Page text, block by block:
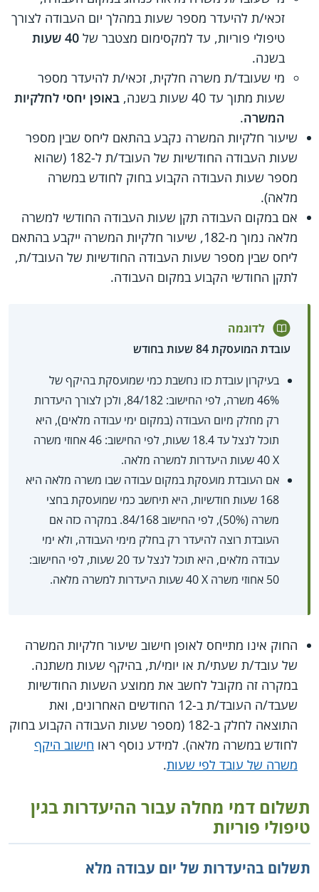
זכאי/ת להיעדר מספר שעות במהלך יום העבודה לצורך
טיפולי פוריות, עד למקסימום מצטבר של 40 שעות
בשנה.
מי שעובד/ת משרה חלקית, זכאי/ת להיעדר מספר
שעות מתוך עד 40 שעות בשנה,
באופן יחסי לחלקיות
המשרה.
שיעור חלקיות המשרה נקבע בהתאם ליחס שבין מספר
שעות העבודה החודשיות של העובד/ת ל-182 (שהוא
מספר שעות העבודה הקבוע בחוק לחודש במשרה
מלאה).
אם במקום העבודה תקן שעות העבודה החודשי למשרה
מלאה נמוך מ-182, שיעור חלקיות המשרה ייקבע בהתאם
ליחס שבין מספר שעות העבודה החודשיות של העובד/ת,
לתקן החודשי הקבוע במקום העבודה.
לדוגמה
עובדת המועסקת 84 שעות בחודש
בעיקרון עובדת כזו נחשבת כמי שמועסקת בהיקף של
46% משרה, לפי החישוב: 84/182, ולכן לצורך היעדרות
רק מחלק מיום העבודה (במקום ימי עבודה מלאים), היא
תוכל לנצל עד 18.4 שעות, לפי החישוב: 46 אחוזי משרה
X‏ 40 שעות היעדרות למשרה מלאה.
אם העובדת מועסקת במקום עבודה שבו משרה מלאה היא
168 שעות חודשיות, היא תיחשב כמי שמועסקת בחצי
משרה (50%), לפי החישוב 84/168. במקרה כזה אם
העובדת רוצה להיעדר רק בחלק מימי העבודה, ולא ימי
עבודה מלאים, היא תוכל לנצל עד 20 שעות, לפי החישוב:
50 אחוזי משרה X‏ 40 שעות היעדרות למשרה מלאה.
החוק אינו מתייחס לאופן חישוב שיעור חלקיות המשרה
של עובד/ת שעתי/ת או יומי/ת, בהיקף שעות משתנה.
במקרה זה מקובל לחשב את ממוצע השעות החודשיות
שעבד/ה העובד/ת ב-12 החודשים האחרונים, ואת
התוצאה לחלק ב-182 (מספר שעות העבודה הקבוע בחוק
לחודש במשרה מלאה). למידע נוסף ראו חישוב היקף
משרה של עובד לפי שעות.
תשלום דמי מחלה עבור ההיעדרות בגין
טיפולי פוריות
תשלום בהיעדרות של יום עבודה מלא